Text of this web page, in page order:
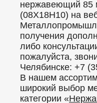
нержавеющий 85
(08Х18Н10) на
получения
либо
пожалуйста,
Челябинске: +7
В нашем
широкий выбор
категории «